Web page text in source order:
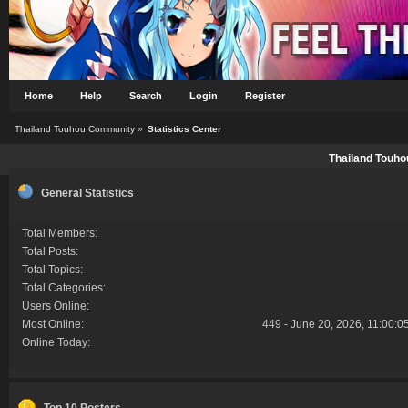
Home Help Search Login Register
Thailand Touhou Community» Statistics Center
Thailand
General Statistics
Total Members:
Total Posts:
Total Topics:
Total Categories:
Users Online:
Most Online:
449 - June 20, 2026,
Online Today: